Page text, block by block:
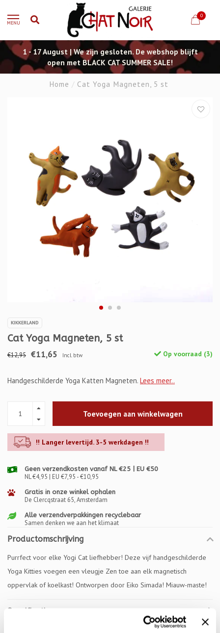
MENU
0
1 - 17 August | We zijn gesloten. De webshop blijft
open met BLACK CAT SUMMER SALE!
Home / Cat Yoga Magneten, 5 st
KIKKERLAND
Cat Yoga Magneten, 5 st
€12,95 €11,65 Incl. btw Op voorraad (3)
Handgeschilderde Yoga Katten Magneten. Lees meer..
Toevoegen aan winkelwagen
!! Langer levertijd. 3-5 werkdagen !!
Geen verzendkosten vanaf NL €25 | EU €50
NL €4,95 | EU €7,95 - €10,95
Gratis in onze winkel ophalen
De Clercqstraat 65, Amsterdam
Alle verzendverpakkingen recyclebaar
Samen denken we aan het klimaat
Productomschrijving
Purrfect voor elke Yogi Cat liefhebber! Deze vijf handgeschilderde
Yoga Kitties voegen een vleugje Zen toe aan elk magnetisch
oppervlak of koelkast! Ontworpen door Eiko Simada! Miauw-maste!
Specificaties